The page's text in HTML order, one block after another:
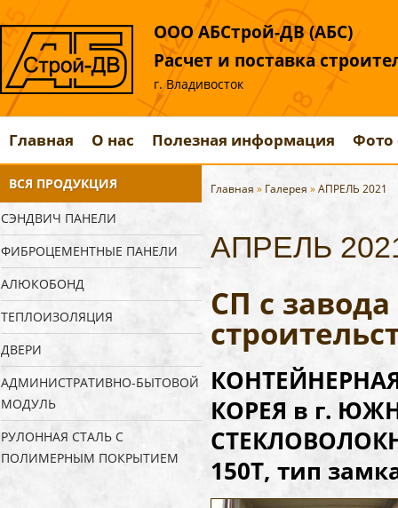
ООО АБСтрой-ДВ (АБС)
Расчет и поставка
г. Владивосток
Главная О нас Полезная информация Фото
ВСЯ ПРОДУКЦИЯ
СЭНДВИЧ ПАНЕЛИ
ФИБРОЦЕМЕНТНЫЕ ПАНЕЛИ
АЛЮКОБОНД
ТЕПЛОИЗОЛЯЦИЯ
ДВЕРИ
АДМИНИСТРАТИВНО-БЫТОВОЙ
МОДУЛЬ
РУЛОННАЯ СТАЛЬ С
ПОЛИМЕРНЫМ ПОКРЫТИЕМ
Главная » Галерея »АПРЕЛЬ 2021
АПРЕЛЬ
СП с
КОРЕЯ в г.
150Т, тип